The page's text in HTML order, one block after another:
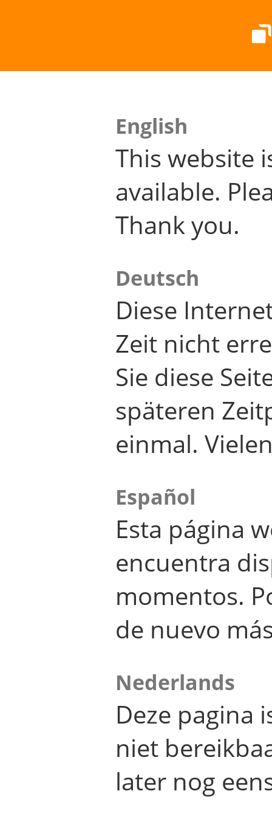
English
This website
available.
Thank you.
Deutsch
Diese
Zeit nicht
Sie diese
späteren
einmal.
Español
Esta página
encuentra
momentos.
de nuevo
Nederlands
Deze pagina
niet
later nog